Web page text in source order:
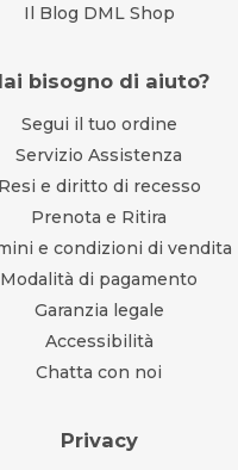
Il Blog DML Shop
bisogno di aiuto?
Segui il tuo ordine
Servizio Assistenza
Resi e diritto di recesso
Prenota e Ritira
e condizioni di vendita
Modalità di pagamento
Garanzia legale
Accessibilità
Chatta con noi
Privacy